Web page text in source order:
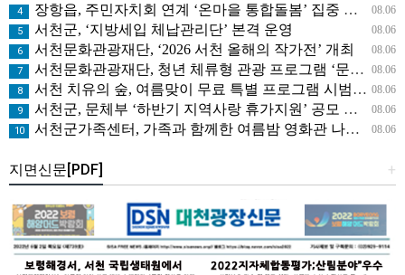
08.06
4 장항읍, 주민자치회 연계 ‘온마을 통합돌봄’ 집중 홍보
08.06
5 서천군, ‘지방세입 체납관리단’ 본격 운영
08.06
6 서천문화관광재단, ‘2026 서천 올해의 작가전’ 개최
08.06
7 서천문화관광재단, 청년 체류형 관광 프로그램 ‘문득, 서천’ 운영
08.06
8 서천 치유의 숲, 여름맞이 무료 특별 프로그램 시범 운영
08.06
9 서천군, 문체부 ‘하반기 지역사랑 휴가지원’ 공모 선정
08.06
10 서천군가족센터, 가족과 함께한 여름밤 영화관 나들이
+
지면신문[PDF]